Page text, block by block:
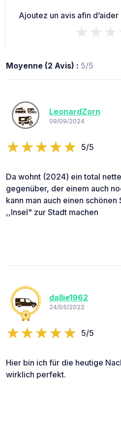
Ajoutez un avis afin
Moyenne (2 Avis) : 5/5
LeonardZorn
09/09/2024
5/5
Da wohnt (2024) ein total
gegenüber, der einem auch
kann man auch einen
,,Insel" zur Stadt machen
dallie1962
24/05/2022
5/5
Hier bin ich für die heutige
wirklich perfekt.